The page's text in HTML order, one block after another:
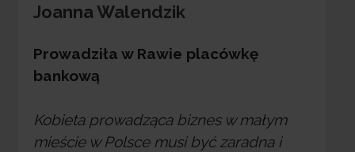
Joanna Walendzik
Prowadziła w Rawie placówkę
bankową
Kobieta prowadząca biznes w małym
mieście w Polsce musi być zaradna i